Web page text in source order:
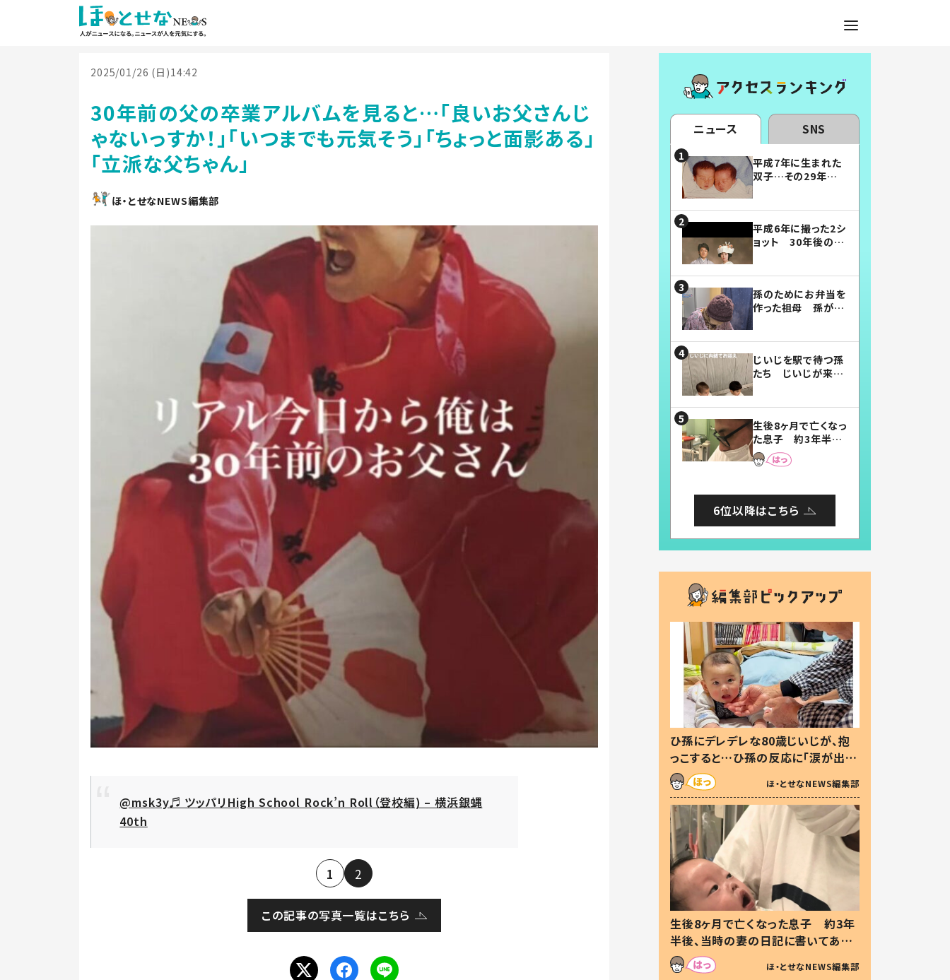
2025/01/26 (日)14:42
30年前の父の卒業アルバムを見ると…「良いお父さんじ
ゃないっすか！」「いつまでも元気そう」「ちょっと面影ある」
「立派な父ちゃん」
ほ・とせなNEWS編集部
@msk3y♬ ツッパリHigh School Rock’n Roll（登校編) – 横浜銀蝿
40th
1 2
この記事の写真一覧はこちら
ニュース SNS
平成7年に生まれた
双子…その29年後
平成6年に撮った2シ
ョット 30年後の姿
孫のためにお弁当を
作った祖母 孫が絶
じいじを駅で待つ孫
たち じいじが来た
まらない」「幸せにな
れる」
生後8ヶ月で亡くなっ
た息子 約3年半
後、当時の妻の日記
に書いてあった本音
6位以降はこちら
ひ孫にデレデレな80歳じいじが、抱
っこすると…ひ孫の反応に「涙が出ま
した」「可愛くて仕方ない」
ほ・とせなNEWS編集部
生後8ヶ月で亡くなった息子 約3年
半後、当時の妻の日記に書いてあっ
た本音とは
ほ・とせなNEWS編集部